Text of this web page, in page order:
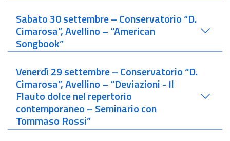
Sabato 30 settembre – Conservatorio “D.
Cimarosa”, Avellino – “American
Songbook”
Venerdì 29 settembre – Conservatorio “D.
Cimarosa”, Avellino – “Deviazioni - Il
Flauto dolce nel repertorio
contemporaneo – Seminario con
Tommaso Rossi”